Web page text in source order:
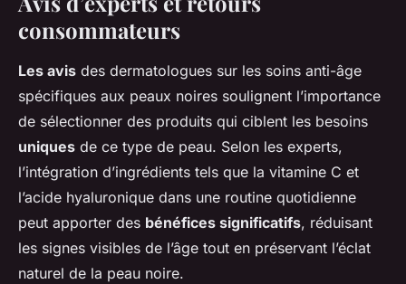
consommateurs
Les avis des dermatologues sur les soins anti-âge
spécifiques aux peaux noires soulignent l’importance
de sélectionner des produits qui ciblent les besoins
uniques de ce type de peau. Selon les experts,
l’intégration d’ingrédients tels que la vitamine C et
l’acide hyaluronique dans une routine quotidienne
peut apporter des bénéfices significatifs, réduisant
les signes visibles de l’âge tout en préservant l’éclat
naturel de la peau noire.